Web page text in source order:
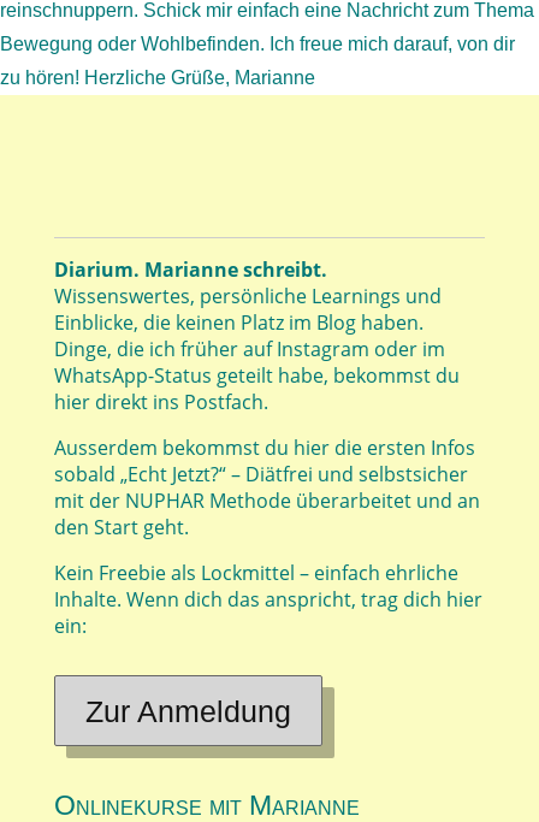
reinschnuppern. Schick mir einfach eine Nachricht zum Thema
Bewegung oder Wohlbefinden. Ich freue mich darauf, von dir
zu hören! Herzliche Grüße, Marianne
Diarium. Marianne schreibt.
Wissenswertes, persönliche Learnings und
Einblicke, die keinen Platz im Blog haben.
Dinge, die ich früher auf Instagram oder im
WhatsApp-Status geteilt habe, bekommst du
hier direkt ins Postfach.
Ausserdem bekommst du hier die ersten Infos
sobald „Echt Jetzt?“ – Diätfrei und selbstsicher
mit der NUPHAR Methode überarbeitet und an
den Start geht.
Kein Freebie als Lockmittel – einfach ehrliche
Inhalte. Wenn dich das anspricht, trag dich hier
ein:
Zur Anmeldung
Onlinekurse mit Marianne